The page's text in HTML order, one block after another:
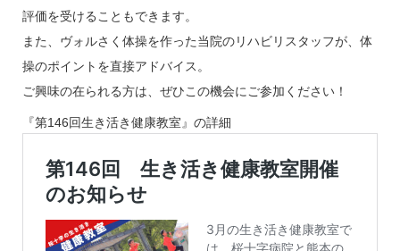
評価を受けることもできます。
また、ヴォルさく体操を作った当院のリハビリスタッフが、体
操のポイントを直接アドバイス。
ご興味の在られる方は、ぜひこの機会にご参加ください！
『第146回生き活き健康教室』の詳細